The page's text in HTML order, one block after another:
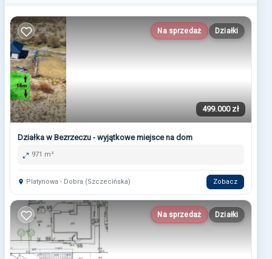
Na sprzedaż Działki
499.000 zł
Działka w Bezrzeczu - wyjątkowe miejsce na dom
971 m²
Platynowa - Dobra (Szczecińska) Zobacz
Na sprzedaż Działki